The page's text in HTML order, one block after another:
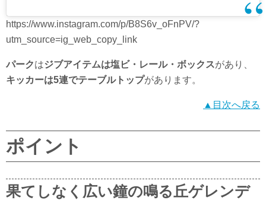
https://www.instagram.com/p/B8S6v_oFnPV/?
utm_source=ig_web_copy_link
パークはジブアイテムは塩ビ・レール・ボックスがあり、
キッカーは5連でテーブルトップがあります。
▲目次へ戻る
ポイント
果てしなく広い鐘の鳴る丘ゲレンデ